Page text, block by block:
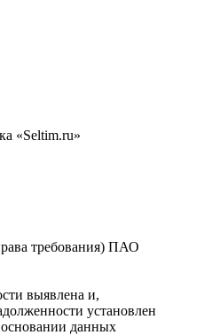
«Seltim.ru»
требования) ПАО
выявлена и,
установлен
данных